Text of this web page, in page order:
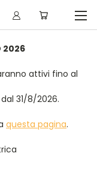
2026
attivi fino al
31/8/2026.
questa pagina.